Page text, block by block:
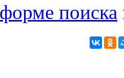
форме поиска